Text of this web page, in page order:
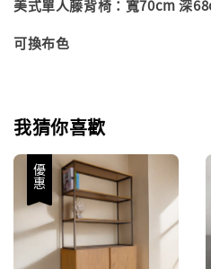
美式單人藤背椅：寬70cm 深
可換布色
我猜你喜歡
優惠